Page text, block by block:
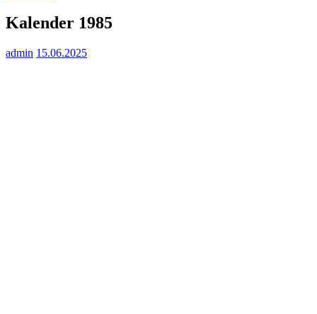
Kalender 1985
admin 15.06.2025